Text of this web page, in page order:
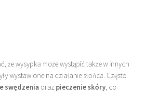
że wysypka może wystąpić także w innych
wystawione na działanie słońca. Często
swędzenia oraz pieczenie skóry, co